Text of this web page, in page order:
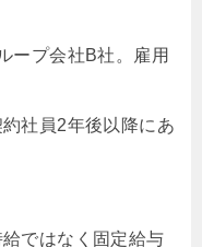
ープ会社B社。雇用
社員2年後以降にあ
ではなく固定給与